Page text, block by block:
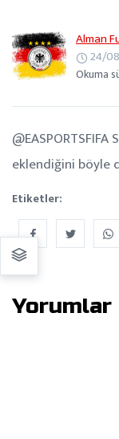
Alman
24/
Okuma
eklendiğini böyle
Etiketler:
Yorumlar